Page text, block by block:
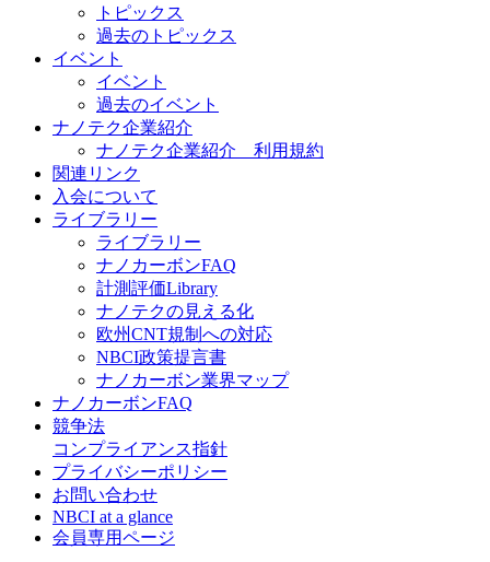
トピックス
過去のトピックス
イベント
イベント
過去のイベント
ナノテク企業紹介
ナノテク企業紹介 利用規約
関連リンク
入会について
ライブラリー
ライブラリー
ナノカーボンFAQ
計測評価Library
ナノテクの見える化
欧州CNT規制への対応
NBCI政策提言書
ナノカーボン業界マップ
ナノカーボンFAQ
競争法
コンプライアンス指針
プライバシーポリシー
お問い合わせ
NBCI at a glance
会員専用ページ